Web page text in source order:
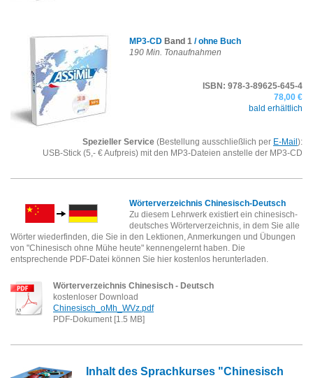
MP3-CD Band 1 / ohne Buch
190 Min. Tonaufnahmen
ISBN: 978-3-89625-645-4
78,00 €
bald erhältlich
Spezieller Service (Bestellung ausschließlich per E-Mail):
USB-Stick (5,- € Aufpreis) mit den MP3-Dateien anstelle der MP3-CD
Wörterverzeichnis Chinesisch-Deutsch
Zu diesem Lehrwerk existiert ein chinesisch-
deutsches Wörter­ver­zeichnis, in dem Sie alle
Wörter wiederfinden, die Sie in den Lektionen, Anmer­kungen und Übungen
von "Chinesisch ohne Mühe heute" kennengelernt haben. Die
entsprechende PDF-Datei können Sie hier kostenlos herunterladen.
Wörterverzeichnis Chinesisch - Deutsch
kostenloser Download
Chinesisch_oMh_WVz.pdf
PDF-Dokument [1.5 MB]
Inhalt des Sprachkurses "Chinesisch